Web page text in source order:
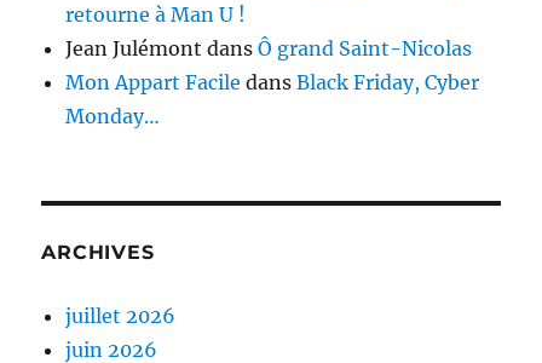
retourne à Man U !
Jean Julémont dansÔ grand Saint-Nicolas
Mon Appart Facile dansBlack Friday, Cyber
Monday…
ARCHIVES
juillet 2026
juin 2026